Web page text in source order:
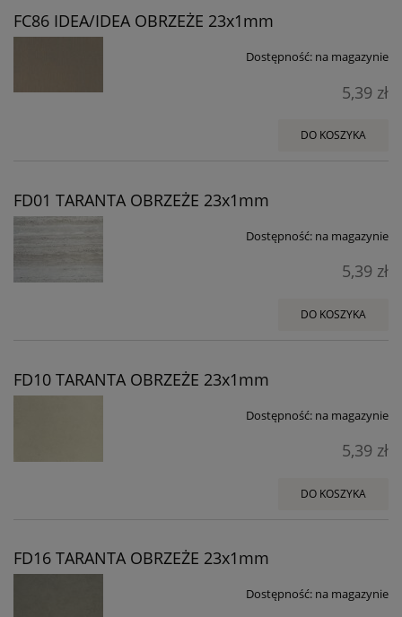
FC86 IDEA/IDEA OBRZEŻE 23x1mm
Dostępność: na magazynie
5,39 zł
DO KOSZYKA
FD01 TARANTA OBRZEŻE 23x1mm
Dostępność: na magazynie
5,39 zł
DO KOSZYKA
FD10 TARANTA OBRZEŻE 23x1mm
Dostępność: na magazynie
5,39 zł
DO KOSZYKA
FD16 TARANTA OBRZEŻE 23x1mm
Dostępność: na magazynie